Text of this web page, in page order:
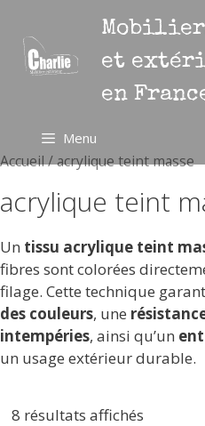
contenu
et
en
Menu
Accueil/ acrylique teint masse
acrylique teint
Un tissu acrylique teint
fibres sont colorées
filage. Cette technique
des couleurs, une
intempéries, ainsi qu’un
un usage extérieur durable.
8 résultats affichés